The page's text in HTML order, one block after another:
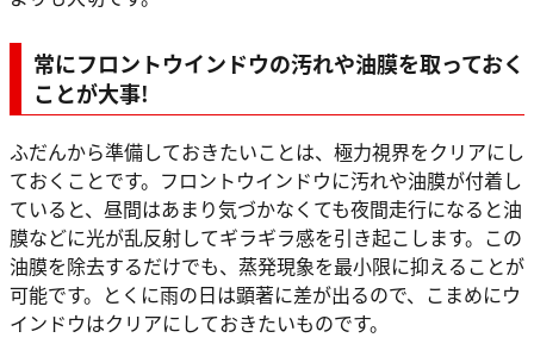
常にフロントウインドウの汚れや油膜を取っておく
ことが大事!
ふだんから準備しておきたいことは、極力視界をクリアにし
ておくことです。フロントウインドウに汚れや油膜が付着し
ていると、昼間はあまり気づかなくても夜間走行になると油
膜などに光が乱反射してギラギラ感を引き起こします。この
油膜を除去するだけでも、蒸発現象を最小限に抑えることが
可能です。とくに雨の日は顕著に差が出るので、こまめにウ
インドウはクリアにしておきたいものです。